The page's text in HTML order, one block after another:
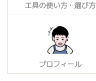
工具の使い方・選び方
プロフィール